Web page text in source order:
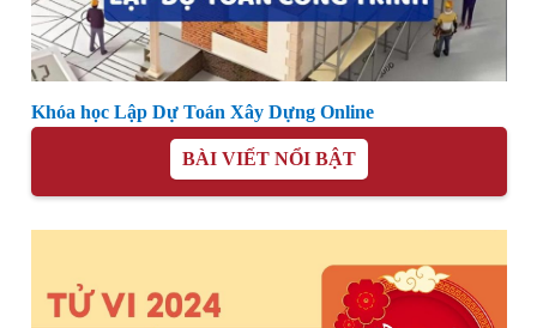
Khóa học Lập Dự Toán Xây Dựng Online
BÀI VIẾT NỔI BẬT